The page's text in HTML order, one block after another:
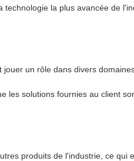
la plus avancée de
un rôle dans divers
les solutions fournies au client
produits de l'industrie, ce qui